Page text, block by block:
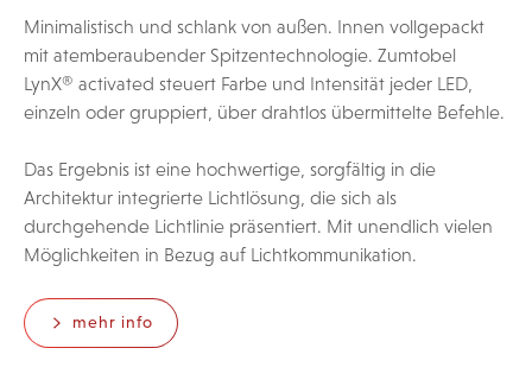
Minimalistisch und schlank von außen. Innen vollgepackt
mit atemberaubender Spitzentechnologie. Zumtobel
LynX® activated steuert Farbe und Intensität jeder LED,
einzeln oder gruppiert, über drahtlos übermittelte Befehle.
Das Ergebnis ist eine hochwertige, sorgfältig in die
Architektur integrierte Lichtlösung, die sich als
durchgehende Lichtlinie präsentiert. Mit unendlich vielen
Möglichkeiten in Bezug auf Lichtkommunikation.
mehr info